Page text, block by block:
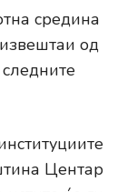
средина
од
Центар